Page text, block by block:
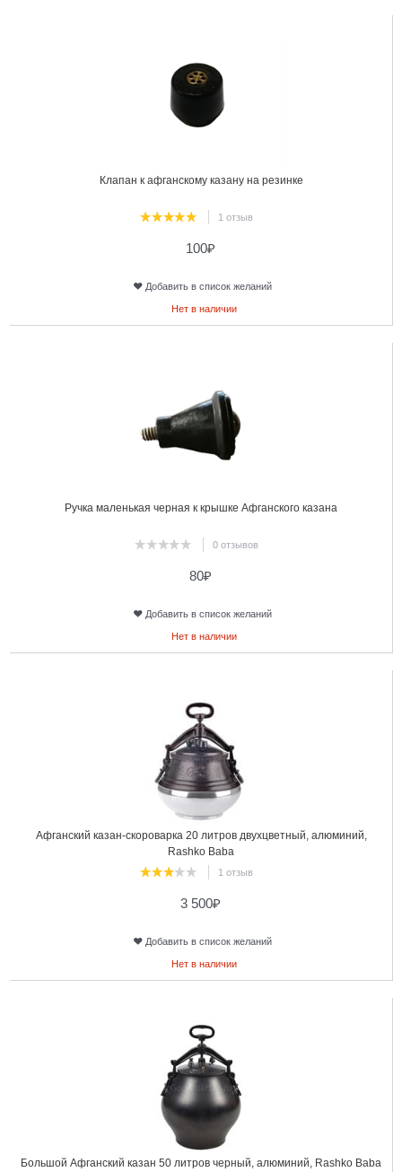
Клапан к афганскому казану на резинке
1 отзыв
100₽
Добавить в список желаний
Нет в наличии
Ручка маленькая черная к крышке Афганского казана
0 отзывов
80₽
Добавить в список желаний
Нет в наличии
Афганский казан-скороварка 20 литров двухцветный, алюминий,
Rashko Baba
1 отзыв
3 500₽
Добавить в список желаний
Нет в наличии
Большой Афганский казан 50 литров черный, алюминий, Rashko Baba